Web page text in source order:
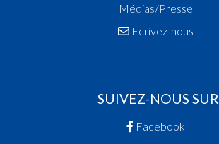
Médias/Presse
Ecrivez-nous
SUIVEZ-NOUS SUR
Facebook